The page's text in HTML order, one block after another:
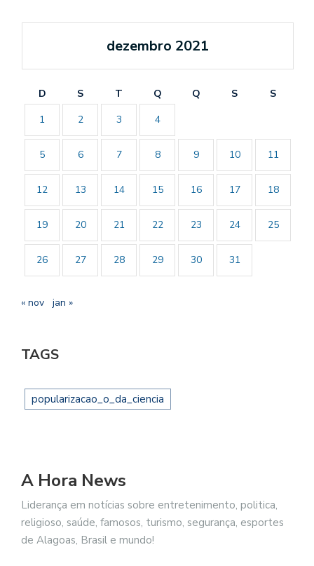
dezembro 2021
D S T Q Q S
S
1
2 3 4
5 6 7 8 9 10 11
12 13 14 15 16 17 18
19 20 21 22 23 24 25
26 27 28 29 30 31
« nov jan »
TAGS
popularizacao_o_da_ciencia
A Hora News
Liderança em notícias sobre entretenimento, politica,
religioso, saúde, famosos, turismo, segurança, esportes
de Alagoas, Brasil e mundo!